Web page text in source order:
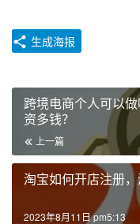
生成海报
跨境电商个人可以
资多钱？
上一篇
淘宝如何开店注册
2023年8月11日 pm5:13